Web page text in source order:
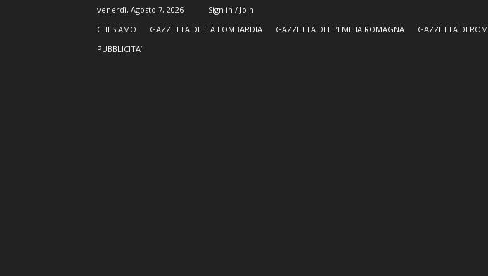
venerdì, Agosto 7, 2026
Sign in / Join
CHI SIAMO
GAZZETTA DELLA LOMBARDIA GAZZETTA DELL’EMILIA ROMAGNA GAZZETTA DI
PUBBLICITA’